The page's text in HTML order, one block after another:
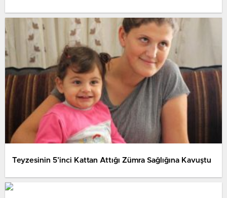
Teyzesinin 5’inci Kattan Attığı Zümra Sağlığına Kavuştu